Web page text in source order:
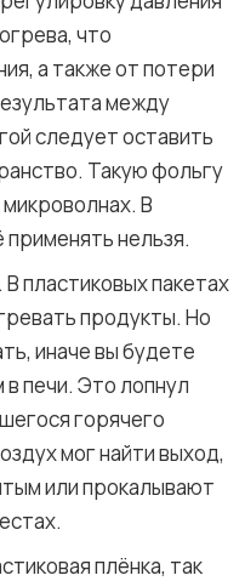
что
а также от потери
между
следует оставить
Такую фольгу
В
применять нельзя.
пластиковых пакетах
продукты. Но
иначе вы будете
печи. Это лопнул
горячего
мог найти выход,
или прокалывают
плёнка, так